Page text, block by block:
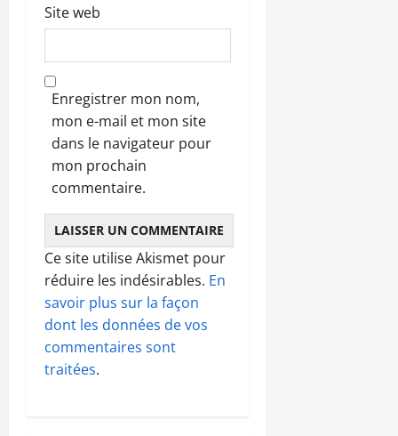
Site web
Enregistrer mon nom,
mon e-mail et mon site
dans le navigateur pour
mon prochain
commentaire.
Ce site utilise Akismet pour
réduire les indésirables. En
savoir plus sur la façon
dont les données de vos
commentaires sont
traitées.